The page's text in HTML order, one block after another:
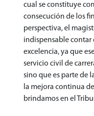
cual se constituye
consecución de los
perspectiva, el
indispensable
excelencia, ya que
servicio civil de
sino que es parte de
la mejora continua
brindamos en el